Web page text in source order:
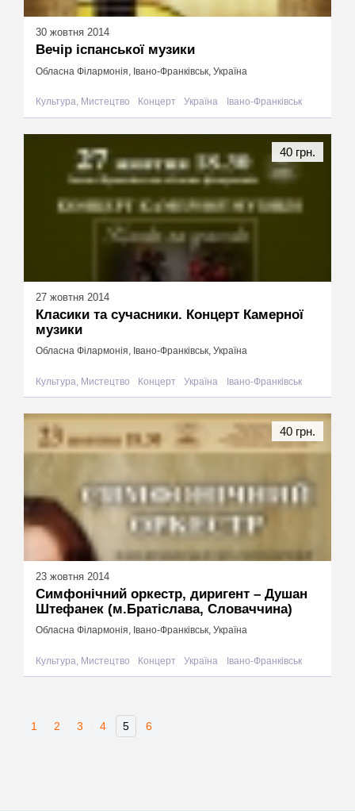
30 жовтня 2014
Вечір іспанської музики
Обласна Філармонія, Івано-Франківськ, Україна
Культура, Мистецтво Концерт Україна Івано-Франківськ
27 жовтня 2014
Класики та сучасники. Концерт Камерної
музики
Обласна Філармонія, Івано-Франківськ, Україна
Культура, Мистецтво Концерт Україна Івано-Франківськ
40 грн.
23 жовтня 2014
Симфонічний оркестр, диригент – Душан
Штефанек (м.Братіслава, Словаччина)
Обласна Філармонія, Івано-Франківськ, Україна
Культура, Мистецтво Концерт Україна Івано-Франківськ
40 грн.
1 2 3 4 5 6